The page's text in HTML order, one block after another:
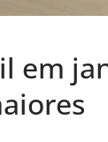
em